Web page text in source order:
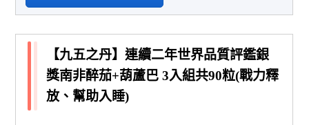
【九五之丹】連續二年世界品質評鑑銀
獎南非醉茄+葫蘆巴 3入組共90粒(戰力釋
放、幫助入睡)